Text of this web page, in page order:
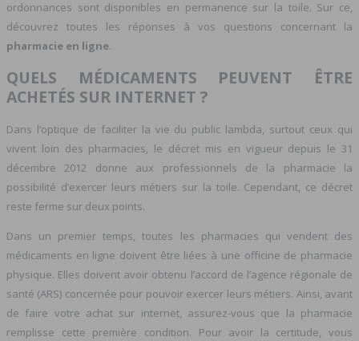
ordonnances sont disponibles en permanence sur la toile. Sur ce,
découvrez toutes les réponses à vos questions concernant la
pharmacie en ligne.
QUELS MÉDICAMENTS PEUVENT ÊTRE
ACHETÉS SUR INTERNET ?
Dans l’optique de faciliter la vie du public lambda, surtout ceux qui
vivent loin des pharmacies, le décret mis en vigueur depuis le 31
décembre 2012 donne aux professionnels de la pharmacie la
possibilité d’exercer leurs métiers sur la toile. Cependant, ce décret
reste ferme sur deux points.
Dans un premier temps, toutes les pharmacies qui vendent des
médicaments en ligne doivent être liées à une officine de pharmacie
physique. Elles doivent avoir obtenu l’accord de l’agence régionale de
santé (ARS) concernée pour pouvoir exercer leurs métiers. Ainsi, avant
de faire votre achat sur internet, assurez-vous que la pharmacie
remplisse cette première condition. Pour avoir la certitude, vous